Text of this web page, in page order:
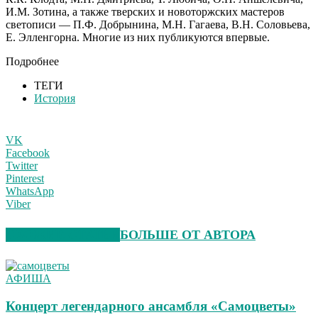
И.М. Зотина, а также тверских и новоторжских мастеров
светописи — П.Ф. Добрынина, М.Н. Гагаева, В.Н. Соловьева,
Е. Элленгорна. Многие из них публикуются впервые.
Подробнее
ТЕГИ
История
VK
Facebook
Twitter
Pinterest
WhatsApp
Viber
БОЛЬШЕ ОТ АВТОРА
АФИША
Концерт легендарного ансамбля «Самоцветы»